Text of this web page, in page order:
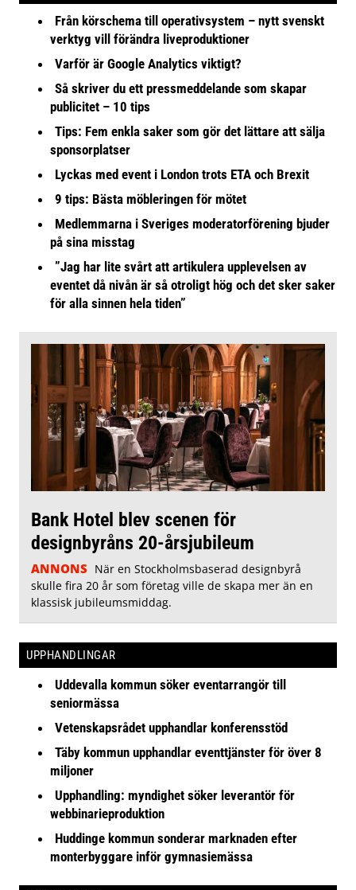
Från körschema till operativsystem – nytt svenskt
verktyg vill förändra liveproduktioner
Varför är Google Analytics viktigt?
Så skriver du ett pressmeddelande som skapar
publicitet – 10 tips
Tips: Fem enkla saker som gör det lättare att sälja
sponsorplatser
Lyckas med event i London trots ETA och Brexit
9 tips: Bästa möbleringen för mötet
Medlemmarna i Sveriges moderatorförening bjuder
på sina misstag
”Jag har lite svårt att artikulera upplevelsen av
eventet då nivån är så otroligt hög och det sker saker
för alla sinnen hela tiden”
Bank Hotel blev scenen för
designbyråns 20-årsjubileum
ANNONS När en Stockholmsbaserad designbyrå
skulle fira 20 år som företag ville de skapa mer än en
klassisk jubileumsmiddag.
UPPHANDLINGAR
Uddevalla kommun söker eventarrangör till
seniormässa
Vetenskapsrådet upphandlar konferensstöd
Täby kommun upphandlar eventtjänster för över 8
miljoner
Upphandling: myndighet söker leverantör för
webbinarieproduktion
Huddinge kommun sonderar marknaden efter
monterbyggare inför gymnasiemässa